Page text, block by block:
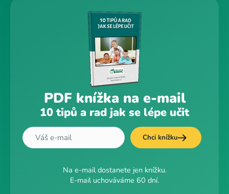
PDF knížka na e-mail
10 tipů a rad jak se lépe učit
Chci knížku
Na e-mail dostanete jen knížku.
E-mail uchováváme 60 dní.